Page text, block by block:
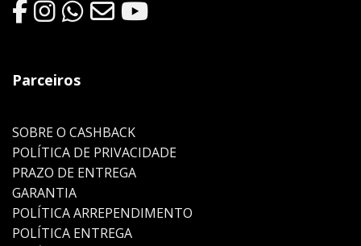
Parceiros
SOBRE O CASHBACK
POLÍTICA DE PRIVACIDADE
PRAZO DE ENTREGA
GARANTIA
POLÍTICA ARREPENDIMENTO
POLÍTICA ENTREGA